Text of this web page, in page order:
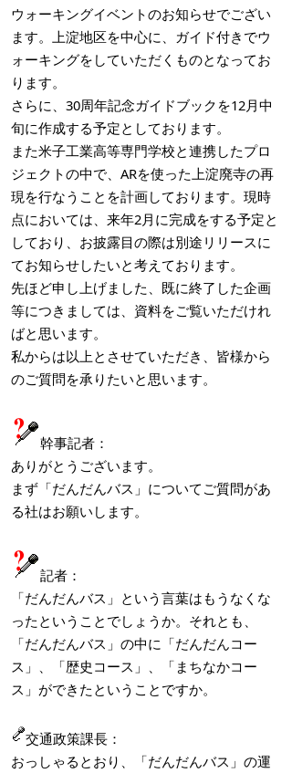
ウォーキングイベントのお知らせでござい
ます。上淀地区を中心に、ガイド付きでウ
ォーキングをしていただくものとなってお
ります。
さらに、30周年記念ガイドブックを12月中
旬に作成する予定としております。
また米子工業高等専門学校と連携したプロ
ジェクトの中で、ARを使った上淀廃寺の再
現を行なうことを計画しております。現時
点においては、来年2月に完成をする予定と
しており、お披露目の際は別途リリースに
てお知らせしたいと考えております。
先ほど申し上げました、既に終了した企画
等につきましては、資料をご覧いただけれ
ばと思います。
私からは以上とさせていただき、皆様から
のご質問を承りたいと思います。
幹事記者：
ありがとうございます。
まず「だんだんバス」についてご質問があ
る社はお願いします。
記者：
「だんだんバス」という言葉はもうなくな
ったということでしょうか。それとも、
「だんだんバス」の中に「だんだんコー
ス」、「歴史コース」、「まちなかコー
ス」ができたということですか。
交通政策課長：
おっしゃるとおり、「だんだんバス」の運